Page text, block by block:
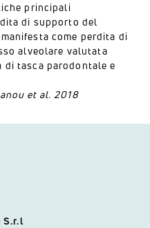
principali
di supporto del
come perdita di
alveolare valutata
di tasca parodontale e
et al. 2018
S.r.l